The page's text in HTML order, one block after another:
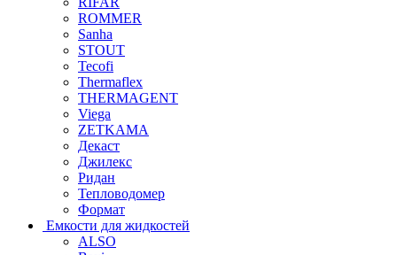
ROMMER
Sanha
STOUT
Tecofi
Thermaflex
THERMAGENT
Viega
ZETKAMA
Декаст
Джилекс
Ридан
Тепловодомер
Формат
Емкости для жидкостей
ALSO